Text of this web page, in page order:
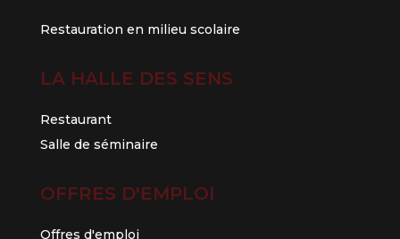
Restauration en milieu scolaire
LA HALLE DES SENS
Restaurant
Salle de séminaire
OFFRES D'EMPLOI
Offres d'emploi